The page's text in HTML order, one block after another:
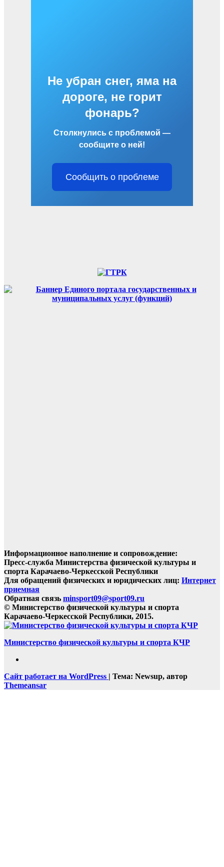
Не убран снег, яма на
дороге, не горит
фонарь?
Столкнулись с проблемой —
сообщите о ней!
Сообщить о проблеме
Информационное наполнение и сопровождение:
Пресс-служба Министерства физической культуры и
спорта Карачаево-Черкесской Республики
Для обращений физических и юридических лиц: Интернет
приемная
Обратная связь minsport09@sport09.ru
© Министерство физической культуры и спорта
Карачаево-Черкесской Республики, 2015.
Министерство физической культуры и спорта КЧР
Сайт работает на WordPress | Тема: Newsup, автор
Themeansar